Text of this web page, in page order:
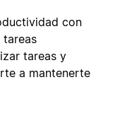
con
tareas
tareas y
a mantenerte